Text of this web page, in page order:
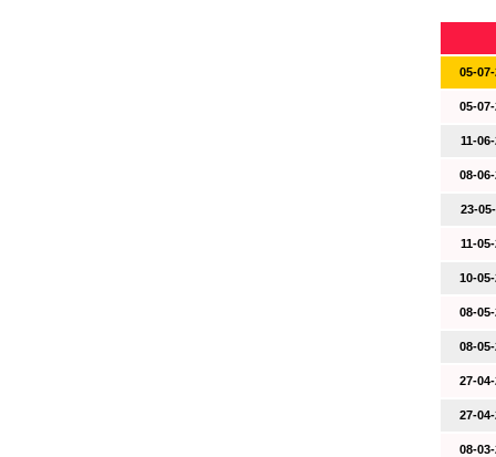
05-
05-
11-
08-
23-
11-
10-
08-
08-
27-
27-
08-